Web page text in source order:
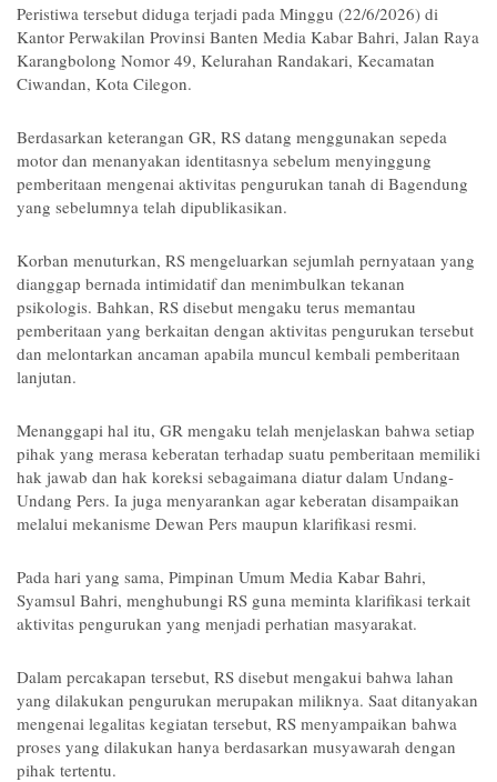
Peristiwa tersebut diduga terjadi pada Minggu (22/6/2026) di
Kantor Perwakilan Provinsi Banten Media Kabar Bahri, Jalan Raya
Karangbolong Nomor 49, Kelurahan Randakari, Kecamatan
Ciwandan, Kota Cilegon.
Berdasarkan keterangan GR, RS datang menggunakan sepeda
motor dan menanyakan identitasnya sebelum menyinggung
pemberitaan mengenai aktivitas pengurukan tanah di Bagendung
yang sebelumnya telah dipublikasikan.
Korban menuturkan, RS mengeluarkan sejumlah pernyataan yang
dianggap bernada intimidatif dan menimbulkan tekanan
psikologis. Bahkan, RS disebut mengaku terus memantau
pemberitaan yang berkaitan dengan aktivitas pengurukan tersebut
dan melontarkan ancaman apabila muncul kembali pemberitaan
lanjutan.
Menanggapi hal itu, GR mengaku telah menjelaskan bahwa setiap
pihak yang merasa keberatan terhadap suatu pemberitaan memiliki
hak jawab dan hak koreksi sebagaimana diatur dalam Undang-
Undang Pers. Ia juga menyarankan agar keberatan disampaikan
melalui mekanisme Dewan Pers maupun klarifikasi resmi.
Pada hari yang sama, Pimpinan Umum Media Kabar Bahri,
Syamsul Bahri, menghubungi RS guna meminta klarifikasi terkait
aktivitas pengurukan yang menjadi perhatian masyarakat.
Dalam percakapan tersebut, RS disebut mengakui bahwa lahan
yang dilakukan pengurukan merupakan miliknya. Saat ditanyakan
mengenai legalitas kegiatan tersebut, RS menyampaikan bahwa
proses yang dilakukan hanya berdasarkan musyawarah dengan
pihak tertentu.